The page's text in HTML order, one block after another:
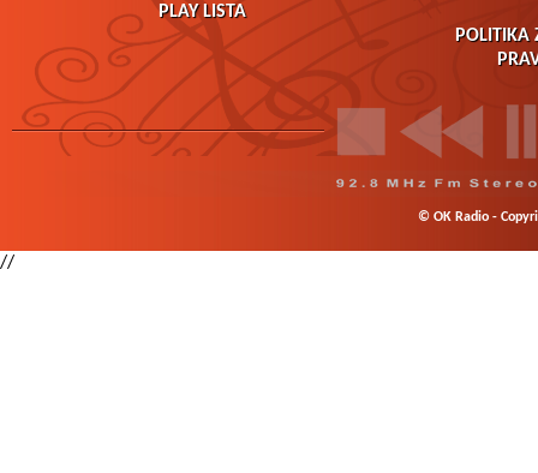
PLAY LISTA
POLITIKA
© OK Radio -
//